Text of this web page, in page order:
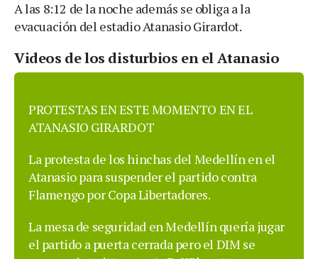
A las 8:12 de la noche además se obliga a la
evacuación del estadio Atanasio Girardot.
Videos de los disturbios en el Atanasio
PROTESTAS EN ESTE MOMENTO EN EL
ATANASIO GIRARDOT
La protesta de los hinchas del Medellín en el
Atanasio para suspender el partido contra
Flamengo por Copa Libertadores.
La mesa de seguridad en Medellín quería jugar
el partido a puerta cerrada pero el DIM se